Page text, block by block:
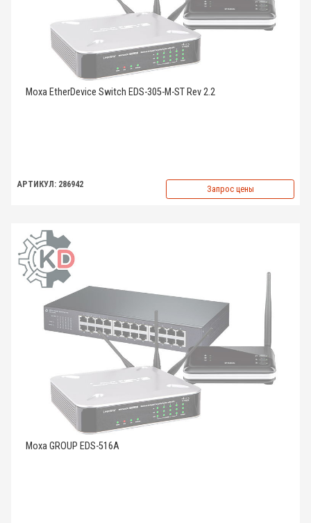
Moxa EtherDevice Switch EDS-305-M-ST Rev 2.2
АРТИКУЛ: 286942 Запрос цены
Moxa GROUP EDS-516A